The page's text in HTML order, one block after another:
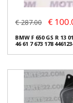
€ 287.00 €
BMW F 650 GS R 13
46 61 7 673 178